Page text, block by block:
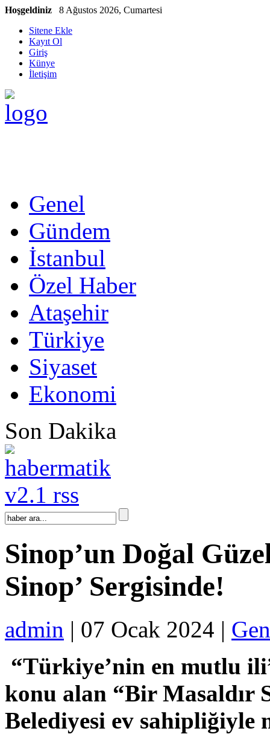
Hoşgeldiniz
8 Ağustos 2026, Cumartesi
Sitene Ekle
Kayıt Ol
Giriş
Künye
İletişim
Genel
Gündem
İstanbul
Özel Haber
Ataşehir
Türkiye
Siyaset
Ekonomi
Son Dakika
Sinop’un Doğal
Sinop’ Sergisinde!
admin | 07 Ocak 2024 |
“Türkiye’nin en mutlu
konu alan “Bir Masaldır
Belediyesi ev sahipliğiyle